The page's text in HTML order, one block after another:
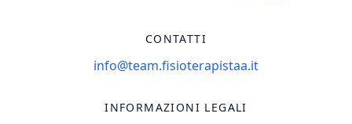
CONTATTI
info@team.fisioterapistaa.it
INFORMAZIONI LEGALI